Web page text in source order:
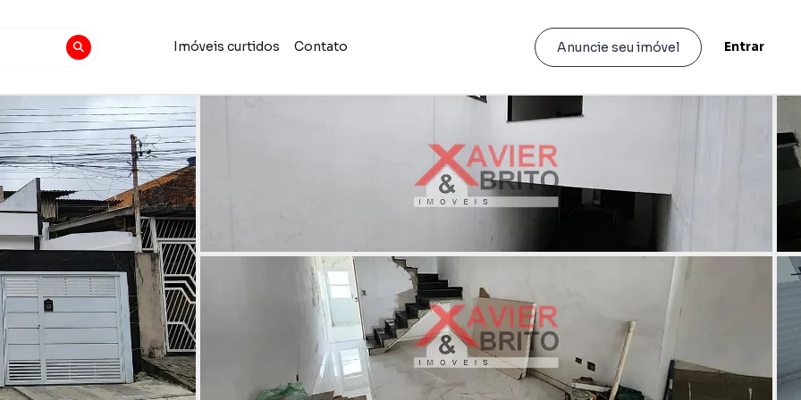
Imóveis curtidos Contato Anuncie seu imóvel Entrar